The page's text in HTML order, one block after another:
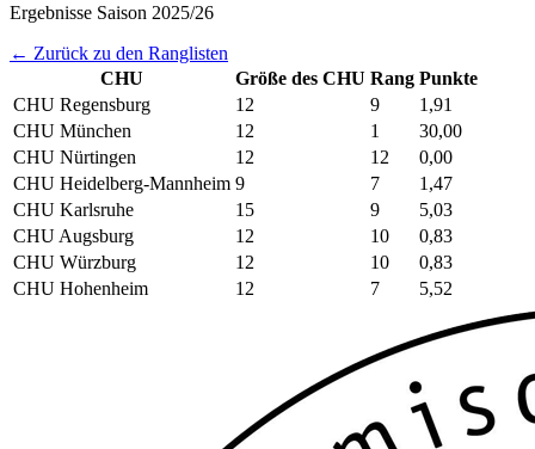
Ergebnisse Saison 2025/26
← Zurück zu den Ranglisten
CHU
Größe des CHU Rang Punkte
CHU Regensburg
12 9
1,91
CHU München
12 1
30,00
CHU Nürtingen
12 12
0,00
CHU Heidelberg-Mannheim 9 7
1,47
CHU Karlsruhe
15 9
5,03
CHU Augsburg
12 10
0,83
CHU Würzburg
12 10
0,83
CHU Hohenheim
12 7 5,52